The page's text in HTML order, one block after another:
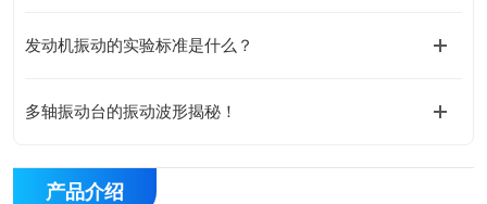
发动机振动的实验标准是什么？
多轴振动台的振动波形揭秘！
产品介绍